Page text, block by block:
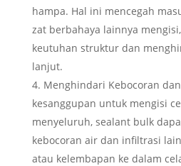
hampa. Hal ini mencegah
zat berbahaya lainnya
keutuhan struktur dan
lanjut.
Menghindari Kebocoran
kesanggupan untuk mengisi
menyeluruh, sealant bulk
kebocoran air dan infiltrasi
atau kelembapan ke dalam